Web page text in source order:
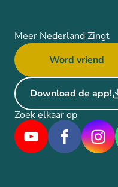
Meer Nederland Zingt
Word vriend
Download de app!
Zoek elkaar op